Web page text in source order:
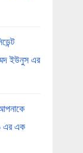
ইউনুস এর
এর এক